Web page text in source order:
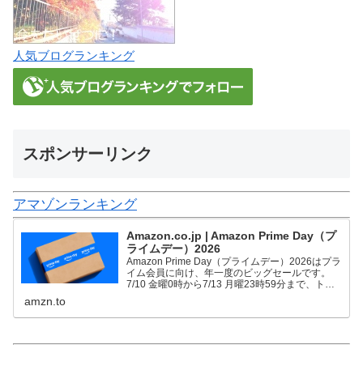
人気ブログランキング
スポンサーリンク
アマゾンランキング
Amazon.co.jp | Amazon Prime Day（プ
ライムデー）2026
Amazon Prime Day（プライムデー）2026はプラ
イム会員に向け、年一度のビッグセールです。
7/10 金曜0時から7/13 月曜23時59分まで、トッ
amzn.to